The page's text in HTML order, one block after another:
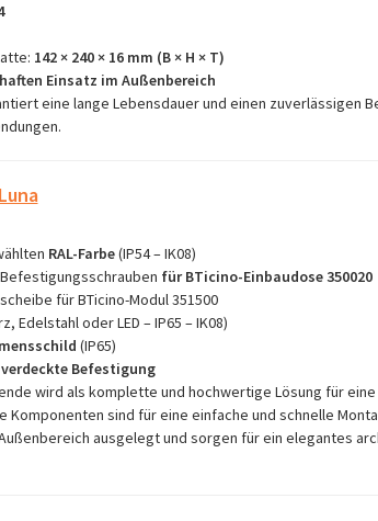
142 × 240 × 16 mm (B × H × T)
Einsatz im Außenbereich
eine lange Lebensdauer und einen zuverlässigen
RAL-Farbe(IP54 – IK08)
für BTicino-Einbaudose 350020
für BTicino-Modul 351500
Edelstahl oder LED – IP65 – IK08)
(IP65)
verdeckte Befestigung
wird als komplette und hochwertige Lösung für
Komponenten sind für eine einfache und schnelle
ausgelegt und sorgen für ein elegantes